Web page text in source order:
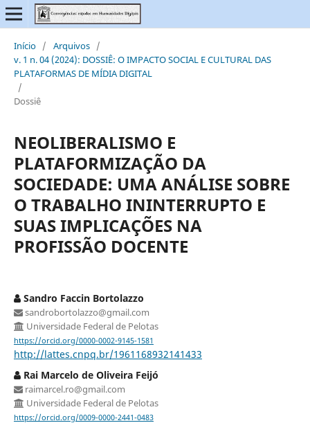
Início / Arquivos /
v. 1 n. 04 (2024): DOSSIÊ: O IMPACTO SOCIAL E CULTURAL DAS
PLATAFORMAS DE MÍDIA DIGITAL
/
Dossiê
NEOLIBERALISMO E
PLATAFORMIZAÇÃO DA
SOCIEDADE: UMA ANÁLISE SOBRE
O TRABALHO ININTERRUPTO E
SUAS IMPLICAÇÕES NA
PROFISSÃO DOCENTE
Sandro Faccin Bortolazzo
sandrobortolazzo@gmail.com
Universidade Federal de Pelotas
https://orcid.org/0000-0002-9145-1581
http://lattes.cnpq.br/1961168932141433
Rai Marcelo de Oliveira Feijó
raimarcel.ro@gmail.com
Universidade Federal de Pelotas
https://orcid.org/0009-0000-2441-0483